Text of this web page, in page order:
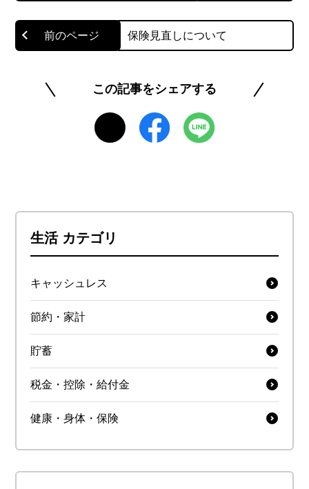
このライターの記事一覧を見る
保険見直しについて
この記事をシェアする
生活 カテゴリ
キャッシュレス
節約・家計
貯蓄
税金・控除・給付金
健康・身体・保険